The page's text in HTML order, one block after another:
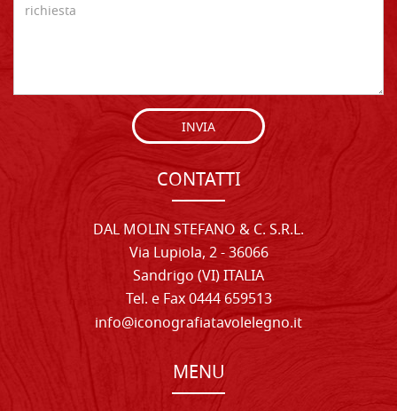
INVIA
CONTATTI
DAL MOLIN STEFANO & C. S.R.L.
Via Lupiola, 2 - 36066
Sandrigo (VI) ITALIA
Tel. e Fax 0444 659513
info@iconografiatavolelegno.it
MENU